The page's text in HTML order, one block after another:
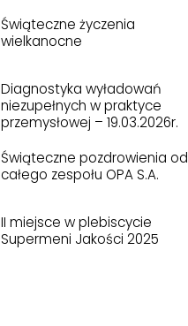
Świąteczne życzenia
wielkanocne
Diagnostyka wyładowań
niezupełnych w praktyce
przemysłowej – 19.03.2026r.
Świąteczne pozdrowienia od
całego zespołu OPA S.A.
II miejsce w plebiscycie
Supermeni Jakości 2025